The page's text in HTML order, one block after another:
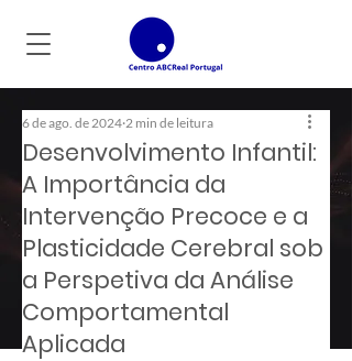
Desenvolvimento Infantil:
A Importância da
Intervenção Precoce e a
Plasticidade Cerebral sob
a Perspetiva da Análise
Comportamental
Aplicada
6 de ago. de 2024 2 min de leitura